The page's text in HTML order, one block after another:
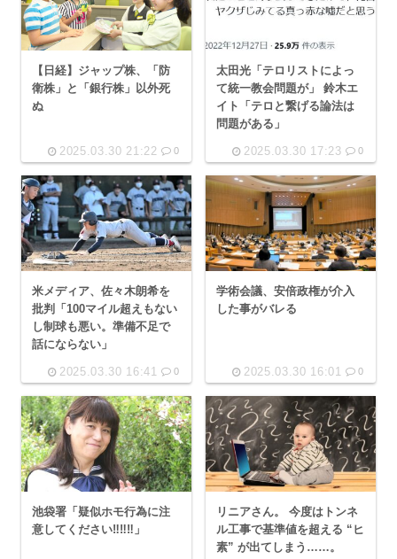
【日経】ジャップ株、「防
衛株」と「銀行株」以外死
ぬ
2025.03.30 21:22 0
太田光「テロリストによっ
て統一教会問題が」 鈴木エ
イト「テロと繋げる論法は
問題がある」
2025.03.30 17:23 0
米メディア、佐々木朗希を
批判「100マイル超えもない
し制球も悪い。準備不足で
話にならない」
2025.03.30 16:41 0
学術会議、安倍政権が介入
した事がバレる
2025.03.30 16:01 0
池袋署「疑似ホモ行為に注
意してください‼‼‼」
リニアさん。 今度はトンネ
ル工事で基準値を超える “ヒ
素” が出てしまう……。